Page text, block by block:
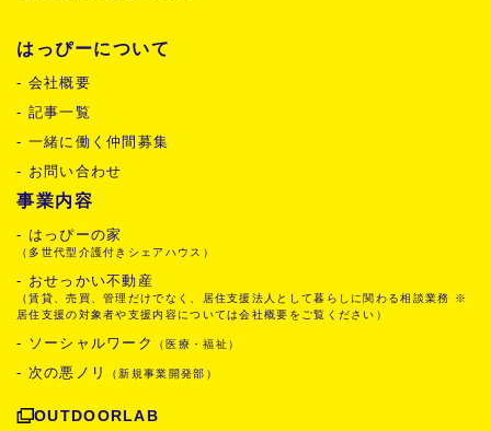
はっぴーについて
- 会社概要
- 記事一覧
- 一緒に働く仲間募集
- お問い合わせ
事業内容
- はっぴーの家
（多世代型介護付きシェアハウス）
- おせっかい不動産
（賃貸、売買、管理だけでなく、居住支援法人として暮らしに関わる相談業務 ※
居住支援の対象者や支援内容については会社概要をご覧ください）
- ソーシャルワーク （医療・福祉）
- 次の悪ノリ （新規事業開発部）
OUTDOORLAB